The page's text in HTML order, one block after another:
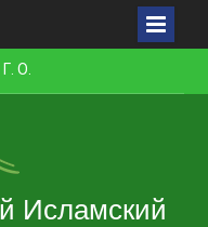
Исламский